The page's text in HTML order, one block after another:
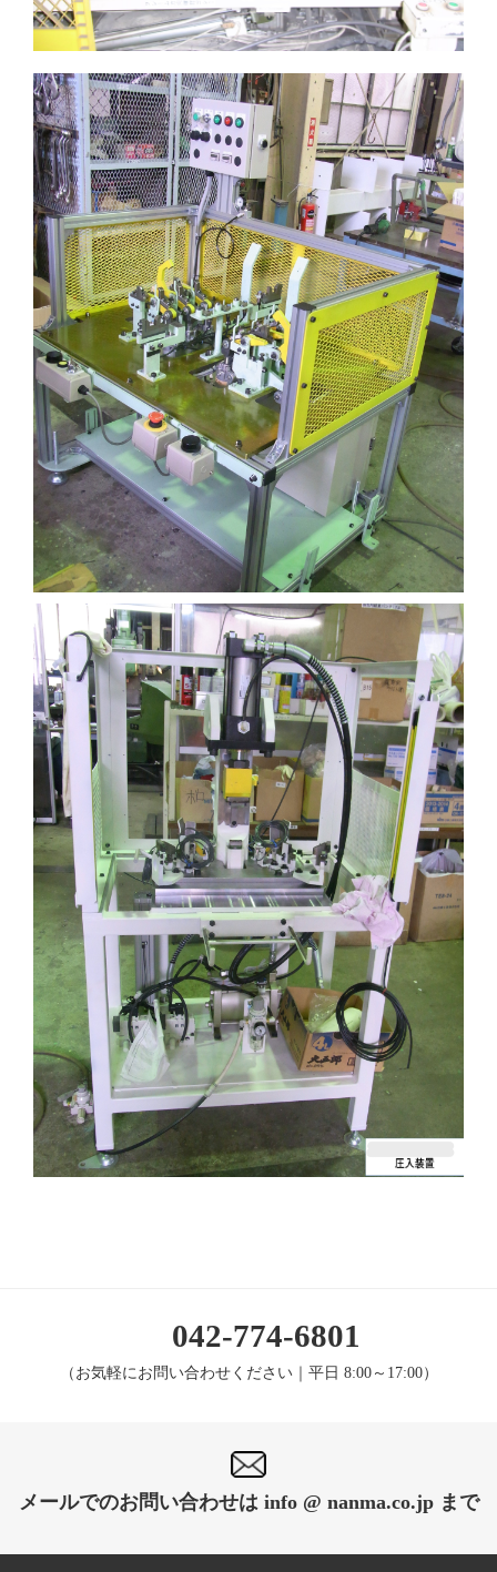
042-774-6801
（お気軽にお問い合わせください｜平日 8:00～17:00）
メールでのお問い合わせは info @ nanma.co.jp まで